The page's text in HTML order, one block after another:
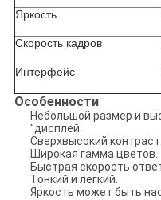
Яркость
Скорость кадров
Интерфейс
Особенности
Небольшой размер и
"дисплей.
Сверхвысокий контраст.
Широкая гамма цветов.
Быстрая скорость
Тонкий и легкий.
Яркость может быть